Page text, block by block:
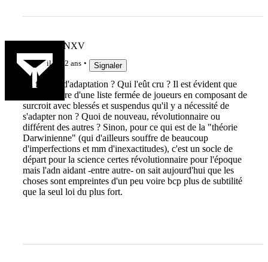
MARCFANXV
il y a 2 ans Signaler
La faculté d'adaptation ? Qui l'eût cru ? Il est évident que
dans le cadre d'une liste fermée de joueurs en composant de
surcroit avec blessés et suspendus qu'il y a nécessité de
s'adapter non ? Quoi de nouveau, révolutionnaire ou
différent des autres ? Sinon, pour ce qui est de la "théorie
Darwinienne" (qui d'ailleurs souffre de beaucoup
d'imperfections et mm d'inexactitudes), c'est un socle de
départ pour la science certes révolutionnaire pour l'époque
mais l'adn aidant -entre autre- on sait aujourd'hui que les
choses sont empreintes d'un peu voire bcp plus de subtilité
que la seul loi du plus fort.